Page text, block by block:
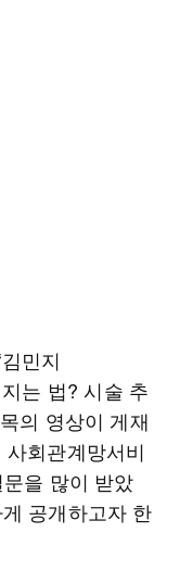
민지
는 법? 시술 추
의 영상이 게재
회관계망서비
을 많이 받았
공개하고자 한